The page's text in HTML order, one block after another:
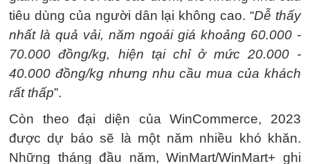
tiêu dùng của người dân lại không cao. “Dễ thấy
nhất là quả vải, năm ngoái giá khoảng 60.000 -
70.000 đồng/kg, hiện tại chỉ ở mức 20.000 -
40.000 đồng/kg nhưng nhu cầu mua của khách
rất thấp”.
Còn theo đại diện của WinCommerce, 2023
được dự báo sẽ là một năm nhiều khó khăn.
Những tháng đầu năm, WinMart/WinMart+ ghi